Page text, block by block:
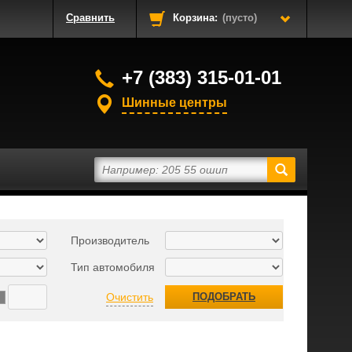
Сравнить Корзина: (пусто)
+7 (383) 315-01-01
Шинные центры
Производитель
Тип автомобиля
Очистить ПОДОБРАТЬ